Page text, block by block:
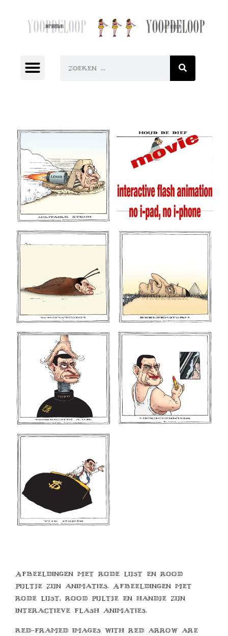
Afbeeldingen met rode lijst en rood
pijltje zijn animaties. Afbeeldingen met
rode lijst, rood pijltje en handje zijn
interactieve flash animaties.
Red-framed images with red arrow are